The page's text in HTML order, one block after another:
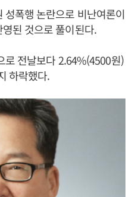
폭행 논란으로 비난여론이
된 것으로 풀이된다.
로 전날보다 2.64%(4500원)
하락했다.